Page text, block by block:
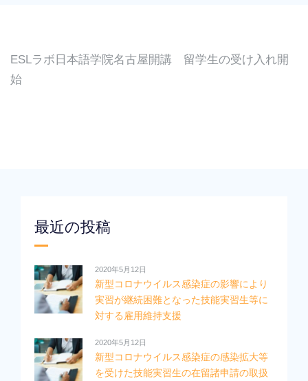
ESLラボ日本語学院名古屋開講 留学生の受け入れ開
始
最近の投稿
2020年5月12日
新型コロナウイルス感染症の影響により
実習が継続困難となった技能実習生等に
対する雇用維持支援
2020年5月12日
新型コロナウイルス感染症の感染拡大等
を受けた技能実習生の在留諸申請の取扱